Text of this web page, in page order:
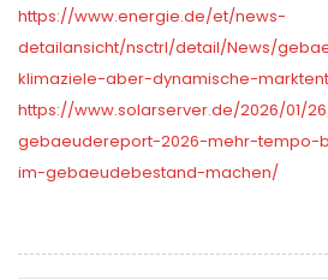
https://www.energie.de/et/news-
detailansicht/nsctrl/detail/News/
klimaziele-aber-dynamische-
https://www.solarserver.de/2026/01/
gebaeudereport-2026-mehr-tempo-
im-gebaeudebestand-machen/